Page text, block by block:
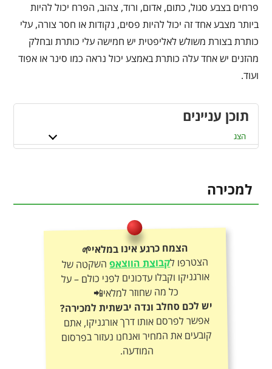
פרחים בצבע סגול, כתום, אדום, ורוד, צהוב, הפרח יכול להיות
ביותר מצבע אחד זה יכול להיות פסים, נקודות או חסר צורה, עלי
כותרת בצורת משולש לאליפטית יש חמישה עלי כותרת ובחלק
מהזנים יש אחד עלה כותרת באמצע יכול נראה כמו סינר או אפוד
ועוד.
תוכן עניינים
הצג
למכירה
הצמח כרגע אינו במלאי🌱
הצטרפו לקבוצת הווצאפהשקטה של
אורגניקו וקבלו עדכונים לפני כולם – על
כל מה שחוזר למלאי📲
יש לכם סחלב ונדה יבשתית למכירה?
אפשר לפרסם אותו דרך אורגניקו, אתם
קובעים את המחיר ואנחנו נעזור בפרסום
המודעה.